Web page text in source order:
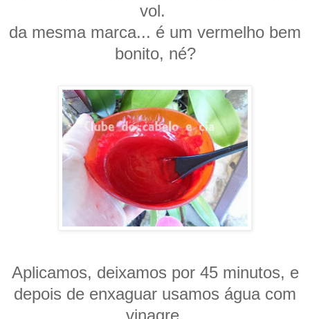
vol.
da mesma marca... é um vermelho bem
bonito, né?
Aplicamos, deixamos por 45 minutos, e
depois de enxaguar usamos água com
vinagre.